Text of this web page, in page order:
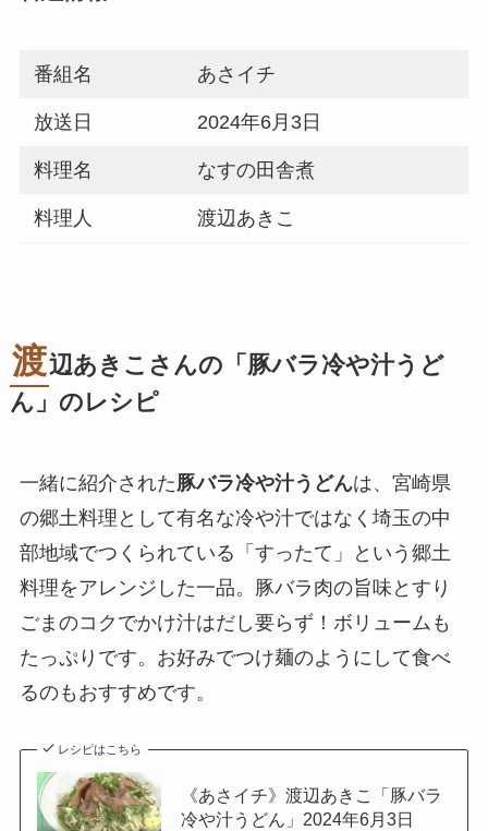
番組名 あさイチ
放送日 2024年6月3日
料理名 なすの田舎煮
料理人 渡辺あきこ
渡辺あきこさんの「豚バラ冷や汁うど
ん」のレシピ
一緒に紹介された豚バラ冷や汁うどんは、宮崎県
の郷土料理として有名な冷や汁ではなく埼玉の中
部地域でつくられている「すったて」という郷土
料理をアレンジした一品。豚バラ肉の旨味とすり
ごまのコクでかけ汁はだし要らず！ボリュームも
たっぷりです。お好みでつけ麺のようにして食べ
るのもおすすめです。
レシピはこちら
《あさイチ》渡辺あきこ「豚バラ
冷や汁うどん」2024年6月3日